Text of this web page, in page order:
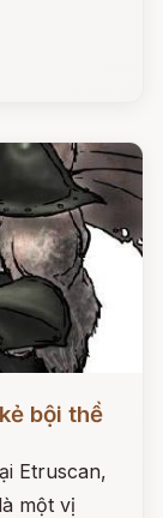
bội thề
Etruscan,
một vị